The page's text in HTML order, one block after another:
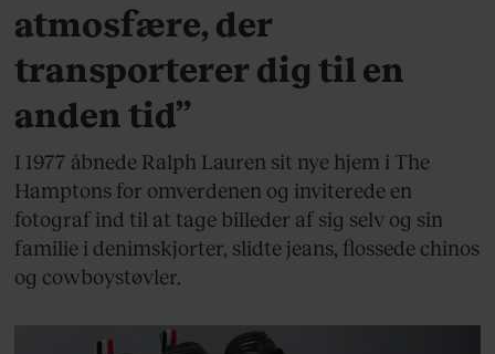
atmosfære, der
transporterer dig til en
anden tid”
I 1977 åbnede Ralph Lauren sit nye hjem i The
Hamptons for omverdenen og inviterede en
fotograf ind til at tage billeder af sig selv og sin
familie i denimskjorter, slidte jeans, flossede chinos
og cowboystøvler.